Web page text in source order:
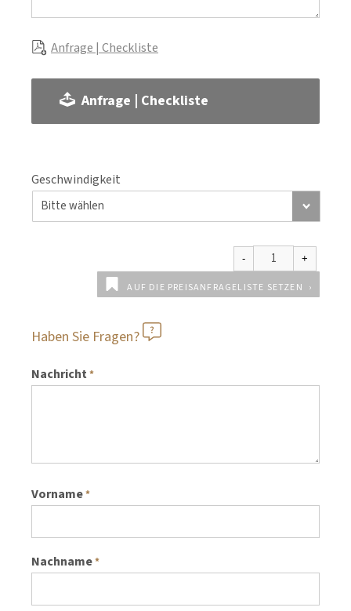
Anfrage | Checkliste
Anfrage | Checkliste
Geschwindigkeit
AUF DIE PREISANFRAGELISTE SETZEN
Haben Sie Fragen?
Nachricht*
Vorname*
Nachname*